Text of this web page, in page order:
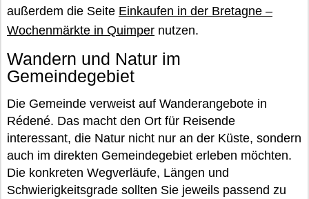
außerdem die Seite Einkaufen in der Bretagne –
Wochenmärkte in Quimper nutzen.
Wandern und Natur im
Gemeindegebiet
Die Gemeinde verweist auf Wanderangebote in
Rédené. Das macht den Ort für Reisende
interessant, die Natur nicht nur an der Küste, sondern
auch im direkten Gemeindegebiet erleben möchten.
Die konkreten Wegverläufe, Längen und
Schwierigkeitsgrade sollten Sie jeweils passend zu